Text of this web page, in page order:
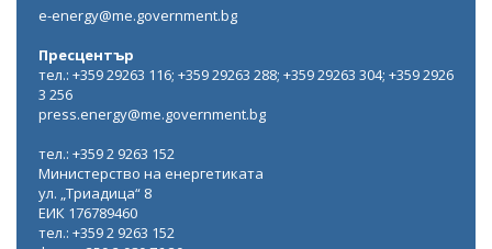
e-energy@me.government.bg
Пресцентър
тел.: +359 29263 116; +359 29263 288; +359 29263 304; +359 2926
3 256
press.energy@me.government.bg
тел.: +359 2 9263 152
Министерство на енергетиката
ул. „Триадица“ 8
ЕИК 176789460
тел.: +359 2 9263 152